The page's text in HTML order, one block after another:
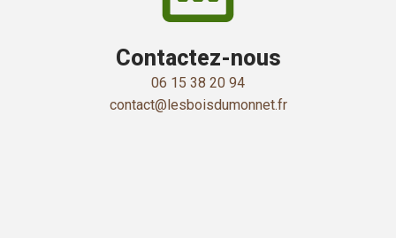
Contactez-nous
06 15 38 20 94
contact@lesboisdumonnet.fr